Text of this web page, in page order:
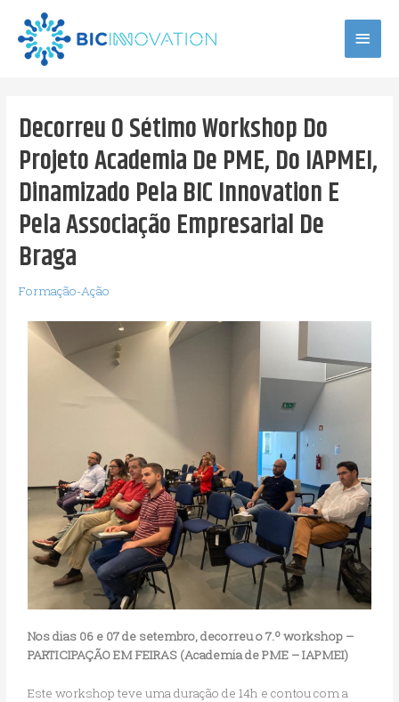
Decorreu O Sétimo Workshop Do
Projeto Academia De PME, Do IAPMEI,
Dinamizado Pela BIC Innovation E
Pela Associação Empresarial De
Braga
Formação-Ação
Nos dias 06 e 07 de setembro, decorreu o 7.º workshop –
PARTICIPAÇÃO EM FEIRAS (Academia de PME – IAPMEI)
Este workshop teve uma duração de 14h e contou com a